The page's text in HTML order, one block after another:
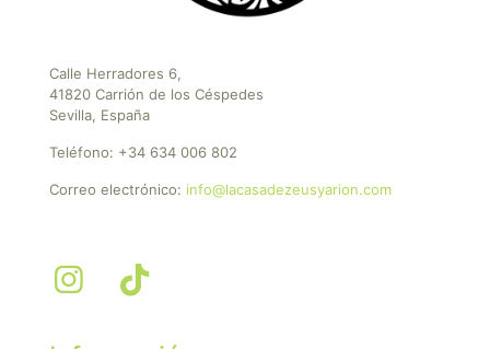
Calle Herradores 6,
41820 Carrión de los Céspedes
Sevilla, España
Teléfono: +34 634 006 802
Correo electrónico: info@lacasadezeusyarion.com